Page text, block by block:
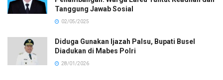
Tanggung Jawab Sosial
02/05/2025
Diduga Gunakan Ijazah Palsu, Bupati Busel
Diadukan di Mabes Polri
28/01/2026